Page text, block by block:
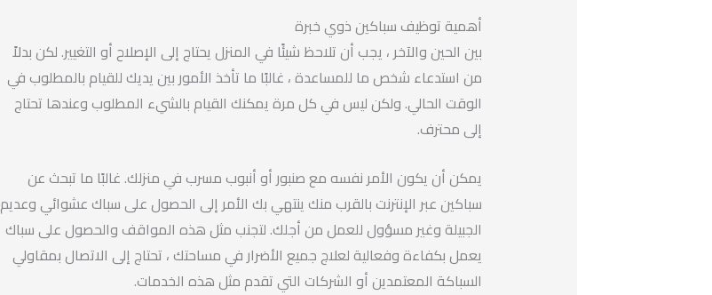
أهمية توظيف سباكين ذوي خبرة
بين الحين والآخر ، يجب أن تلاحظ شيئًا في المنزل يحتاج إلى الإصلاح أو التغيير. لكن بدلاً
من استدعاء شخص ما للمساعدة ، غالبًا ما تأخذ الأمور بين يديك للقيام بالمطلوب في
الوقت الحالي. ولكن ليس في كل مرة يمكنك القيام بالشيء المطلوب وعندها تحتاج
إلى محترف.
يمكن أن يكون الأمر نفسه مع صنبور أو أنبوب مسرب في منزلك. غالبًا ما تبحث عن
سباكين عبر الإنترنت بالقرب منك ينتهي بك الأمر إلى الحصول على سباك عشوائي وعديم
الجبيلة وغير مسؤول للعمل من أجلك. لتجنب مثل هذه المواقف والحصول على سباك
يعمل بكفاءة وفعالية لعلاج جميع الأضرار في مساحتك ، تحتاج إلى الاتصال بمقاولي
السباكة المعتمدين أو الشركات التي تقدم مثل هذه الخدمات.